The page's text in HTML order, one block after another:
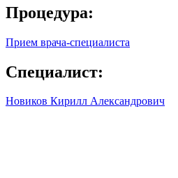
Процедура:
Прием врача-специалиста
Специалист:
Новиков Кирилл Александрович